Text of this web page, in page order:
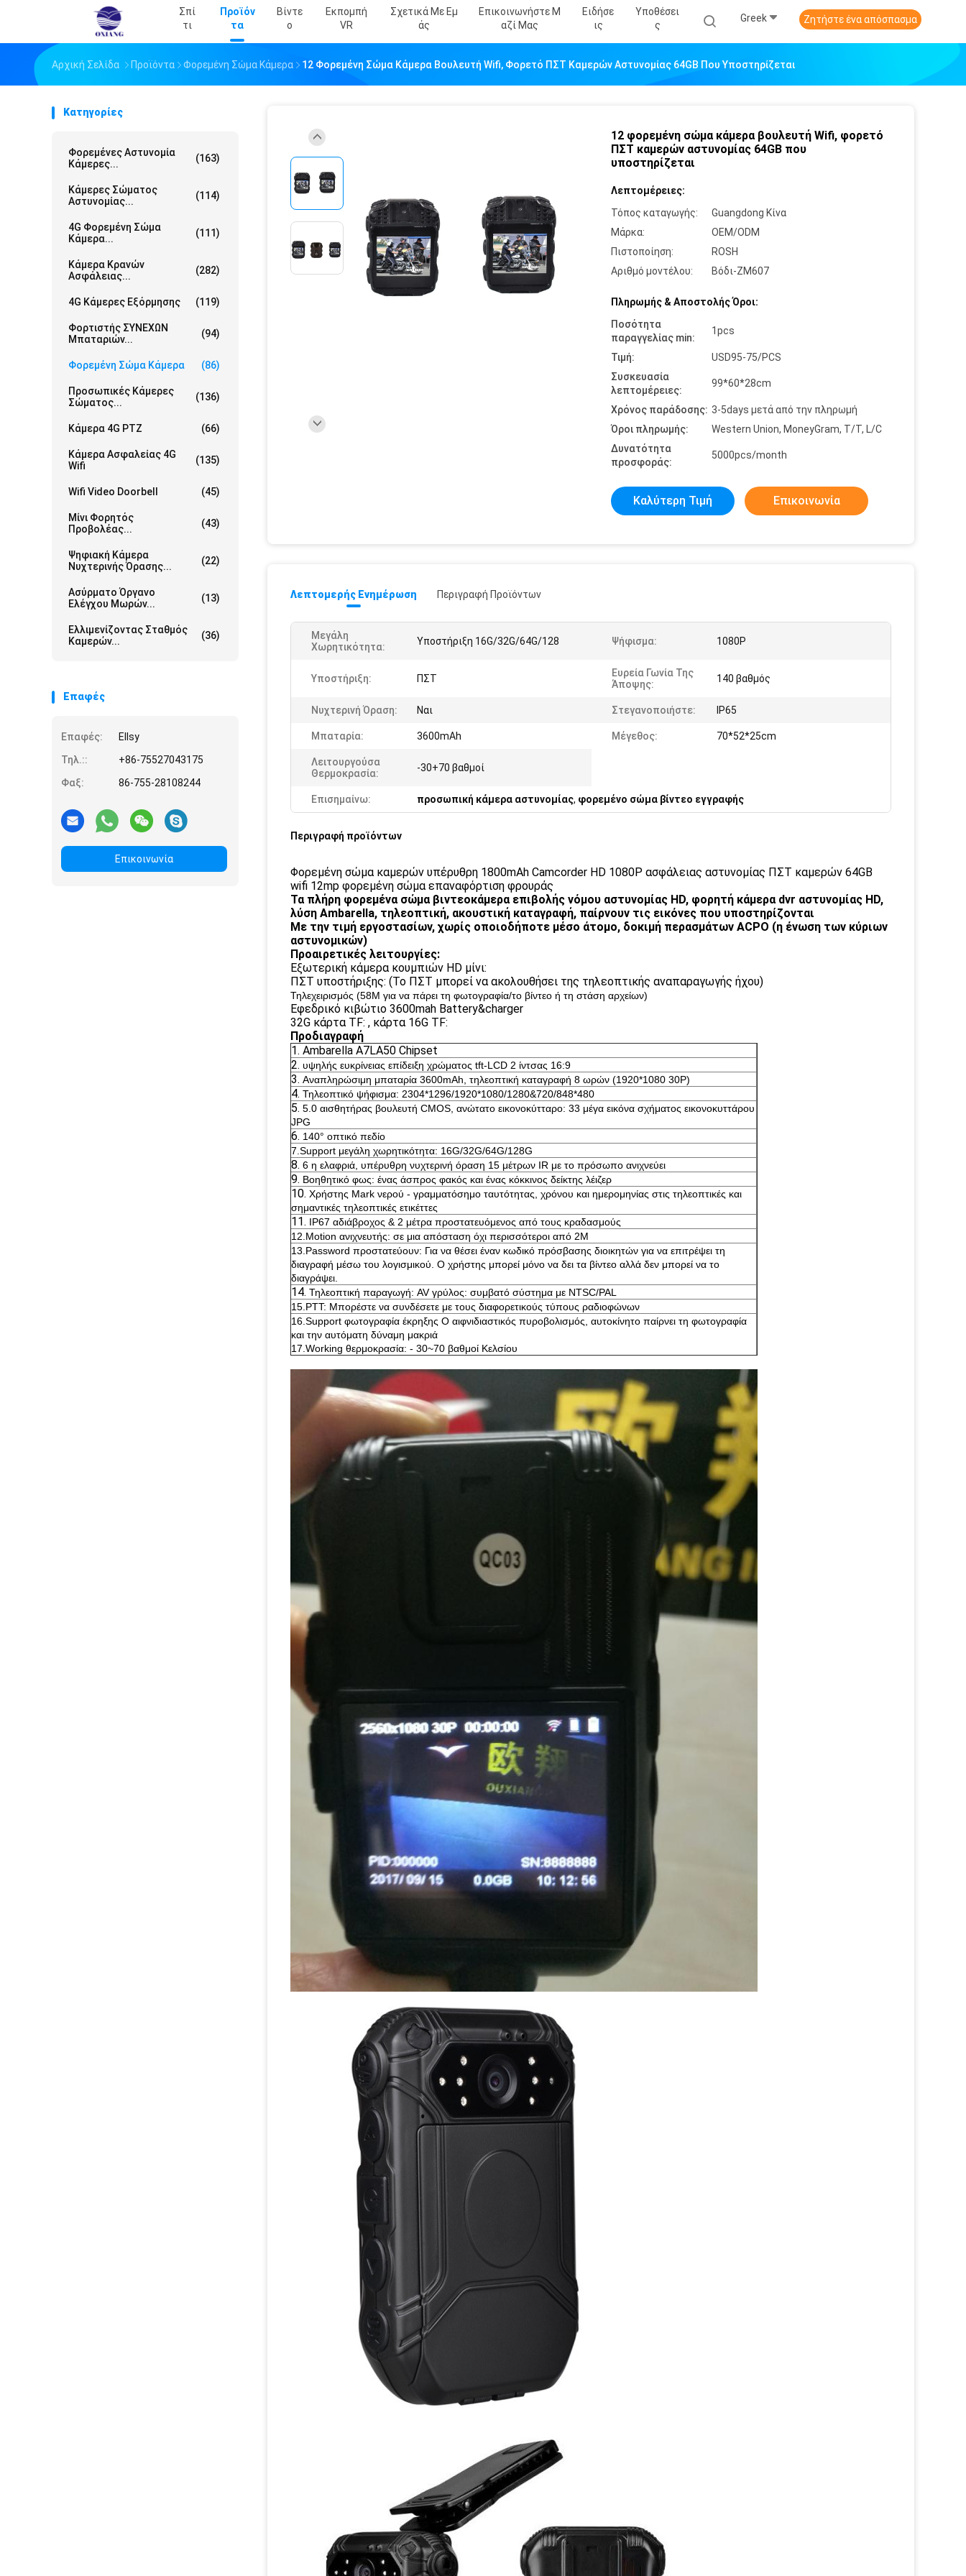
Σπί
Τι
Προϊόν
Τα
Βίντε
Ο
Εκπομπή
VR
Σχετικά Με Εμ
Άς
Επικοινωνήστε Μ
Αζί Μας
Ειδήσε
Ις
Υποθέσει
Σ
Greek Ζητήστε ένα απόσπασμα
Αρχική Σελίδα Προϊόντα Φορεμένη Σώμα Κάμερα 12 Φορεμένη Σώμα Κάμερα Βουλευτή Wifi, Φορετό ΠΣΤ Καμερών Αστυνομίας 64GB Που Υποστηρίζεται
Κατηγορίες
Φορεμένες Αστυνομία
Κάμερες...
(163)
Κάμερες Σώματος
Αστυνομίας...
(114)
4G Φορεμένη Σώμα
Κάμερα...
(111)
Κάμερα Κρανών
Ασφάλειας...
(282)
4G Κάμερες Εξόρμησης (119)
Φορτιστής ΣΥΝΕΧΩΝ
Μπαταριών...
(94)
Φορεμένη Σώμα Κάμερα (86)
Προσωπικές Κάμερες
Σώματος...
(136)
Κάμερα 4G PTZ (66)
Κάμερα Ασφαλείας 4G
Wifi
(135)
Wifi Video Doorbell (45)
Μίνι Φορητός
Προβολέας...
(43)
Ψηφιακή Κάμερα
Νυχτερινής Όρασης...
(22)
Ασύρματο Όργανο
Ελέγχου Μωρών...
(13)
Ελλιμενίζοντας Σταθμός
Καμερών...
(36)
Επαφές
Επαφές:
Ellsy
Τηλ.::
+86-75527043175
Φαξ:
86-755-28108244
Επικοινωνία
12 φορεμένη σώμα κάμερα βουλευτή Wifi, φορετό
ΠΣΤ καμερών αστυνομίας 64GB που
υποστηρίζεται
Λεπτομέρειες:
Τόπος καταγωγής:
Guangdong Κίνα
Μάρκα:
OEM/ODM
Πιστοποίηση:
ROSH
Αριθμό μοντέλου:
Βόδι-ZM607
Πληρωμής & Αποστολής Όροι:
Ποσότητα
παραγγελίας min:
1pcs
Τιμή:
USD95-75/PCS
Συσκευασία
λεπτομέρειες:
99*60*28cm
Χρόνος παράδοσης: 3-5days μετά από την πληρωμή
Όροι πληρωμής:
Western Union, MoneyGram, T/T, L/C
Δυνατότητα
προσφοράς:
5000pcs/month
Καλύτερη Τιμή Επικοινωνία
Λεπτομερής Ενημέρωση Περιγραφή Προϊόντων
Μεγάλη
Χωρητικότητα:
Υποστήριξη 16G/32G/64G/128 Ψήφισμα: 1080P
Υποστήριξη: ΠΣΤ
Ευρεία Γωνία Της
Άποψης:
140 βαθμός
Νυχτερινή Όραση: Ναι Στεγανοποιήστε: IP65
Μπαταρία: 3600mAh Μέγεθος: 70*52*25cm
Λειτουργούσα
Θερμοκρασία:
-30+70 βαθμοί
Επισημαίνω: προσωπική κάμερα αστυνομίας, φορεμένο σώμα βίντεο εγγραφής
Περιγραφή προϊόντων
Φορεμένη σώμα καμερών υπέρυθρη 1800mAh Camcorder HD 1080P ασφάλειας αστυνομίας ΠΣΤ καμερών 64GB
wifi 12mp φορεμένη σώμα επαναφόρτιση φρουράς
Τα πλήρη φορεμένα σώμα βιντεοκάμερα επιβολής νόμου αστυνομίας HD, φορητή κάμερα dvr αστυνομίας HD,
λύση Ambarella, τηλεοπτική, ακουστική καταγραφή, παίρνουν τις εικόνες που υποστηρίζονται
Με την τιμή εργοστασίων, χωρίς οποιοδήποτε μέσο άτομο, δοκιμή περασμάτων ACPO (η ένωση των κύριων
αστυνομικών)
Προαιρετικές λειτουργίες:
Εξωτερική κάμερα κουμπιών HD μίνι:
ΠΣΤ υποστήριξης: (Το ΠΣΤ μπορεί να ακολουθήσει της τηλεοπτικής αναπαραγωγής ήχου)
Τηλεχειρισμός (58M για να πάρει τη φωτογραφία/το βίντεο ή τη στάση αρχείων)
Εφεδρικό κιβώτιο 3600mah Battery&charger
32G κάρτα TF: , κάρτα 16G TF:
Προδιαγραφή
1. Ambarella A7LA50 Chipset
2. υψηλής ευκρίνειας επίδειξη χρώματος tft-LCD 2 ίντσας 16:9
3. Αναπληρώσιμη μπαταρία 3600mAh, τηλεοπτική καταγραφή 8 ωρών (1920*1080 30P)
4. Τηλεοπτικό ψήφισμα: 2304*1296/1920*1080/1280&720/848*480
5. 5.0 αισθητήρας βουλευτή CMOS, ανώτατο εικονοκύτταρο: 33 μέγα εικόνα σχήματος εικονοκυττάρου
JPG
6. 140° οπτικό πεδίο
7.Support μεγάλη χωρητικότητα: 16G/32G/64G/128G
8. 6 η ελαφριά, υπέρυθρη νυχτερινή όραση 15 μέτρων IR με το πρόσωπο ανιχνεύει
9. Βοηθητικό φως: ένας άσπρος φακός και ένας κόκκινος δείκτης λέιζερ
10. Χρήστης Mark νερού - γραμματόσημο ταυτότητας, χρόνου και ημερομηνίας στις τηλεοπτικές και
σημαντικές τηλεοπτικές ετικέττες
11. IP67 αδιάβροχος & 2 μέτρα προστατευόμενος από τους κραδασμούς
12.Motion ανιχνευτής: σε μια απόσταση όχι περισσότεροι από 2M
13.Password προστατεύουν: Για να θέσει έναν κωδικό πρόσβασης διοικητών για να επιτρέψει τη
διαγραφή μέσω του λογισμικού. Ο χρήστης μπορεί μόνο να δει τα βίντεο αλλά δεν μπορεί να το
διαγράψει.
14. Τηλεοπτική παραγωγή: AV γρύλος: συμβατό σύστημα με NTSC/PAL
15.PTT: Μπορέστε να συνδέσετε με τους διαφορετικούς τύπους ραδιοφώνων
16.Support φωτογραφία έκρηξης Ο αιφνιδιαστικός πυροβολισμός, αυτοκίνητο παίρνει τη φωτογραφία
και την αυτόματη δύναμη μακριά
17.Working θερμοκρασία: - 30~70 βαθμοί Κελσίου